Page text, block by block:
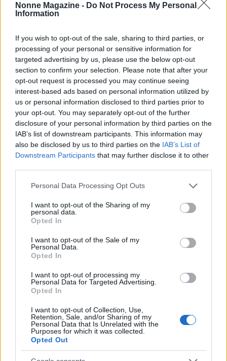
Nonne Magazine - Do Not Process My Personal
Information
If you wish to opt-out of the sale, sharing to third parties, or
processing of your personal or sensitive information for
targeted advertising by us, please use the below opt-out
section to confirm your selection. Please note that after your
opt-out request is processed you may continue seeing
interest-based ads based on personal information utilized by
us or personal information disclosed to third parties prior to
your opt-out. You may separately opt-out of the further
disclosure of your personal information by third parties on the
IAB’s list of downstream participants. This information may
also be disclosed by us to third parties on the IAB’s List of
Downstream Participants that may further disclose it to other
Please note that this website/app uses one or more Google
not limited to your visit or usage behaviour. You may click to
grant or deny consent to Google and its third-party tags to
use your data for below specified purposes in below Google
consent section.
Personal Data Processing Opt Outs
I want to opt-out of the Sharing of my
personal data.
Opted In
I want to opt-out of the Sale of my
Personal Data.
Opted In
I want to opt-out of processing my
Personal Data for Targeted Advertising.
Opted In
I want to opt-out of Collection, Use,
Retention, Sale, and/or Sharing of my
Personal Data that Is Unrelated with the
Purposes for which it was collected.
Opted Out
Continua a leggere
NEWS
Papa Leone XIV incontra i giovani ad Assisi: il richiamo
alla pace e alla solidarietà
NEWS